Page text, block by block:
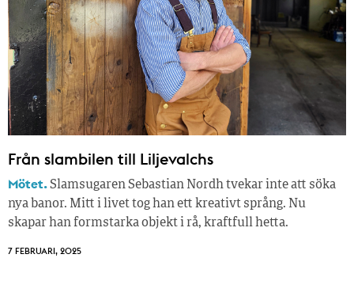
Från slambilen till Liljevalchs
Mötet.Slamsugaren Sebastian Nordh tvekar inte att söka
nya banor. Mitt i livet tog han ett kreativt språng. Nu
skapar han formstarka objekt i rå, kraftfull hetta.
7 FEBRUARI, 2025